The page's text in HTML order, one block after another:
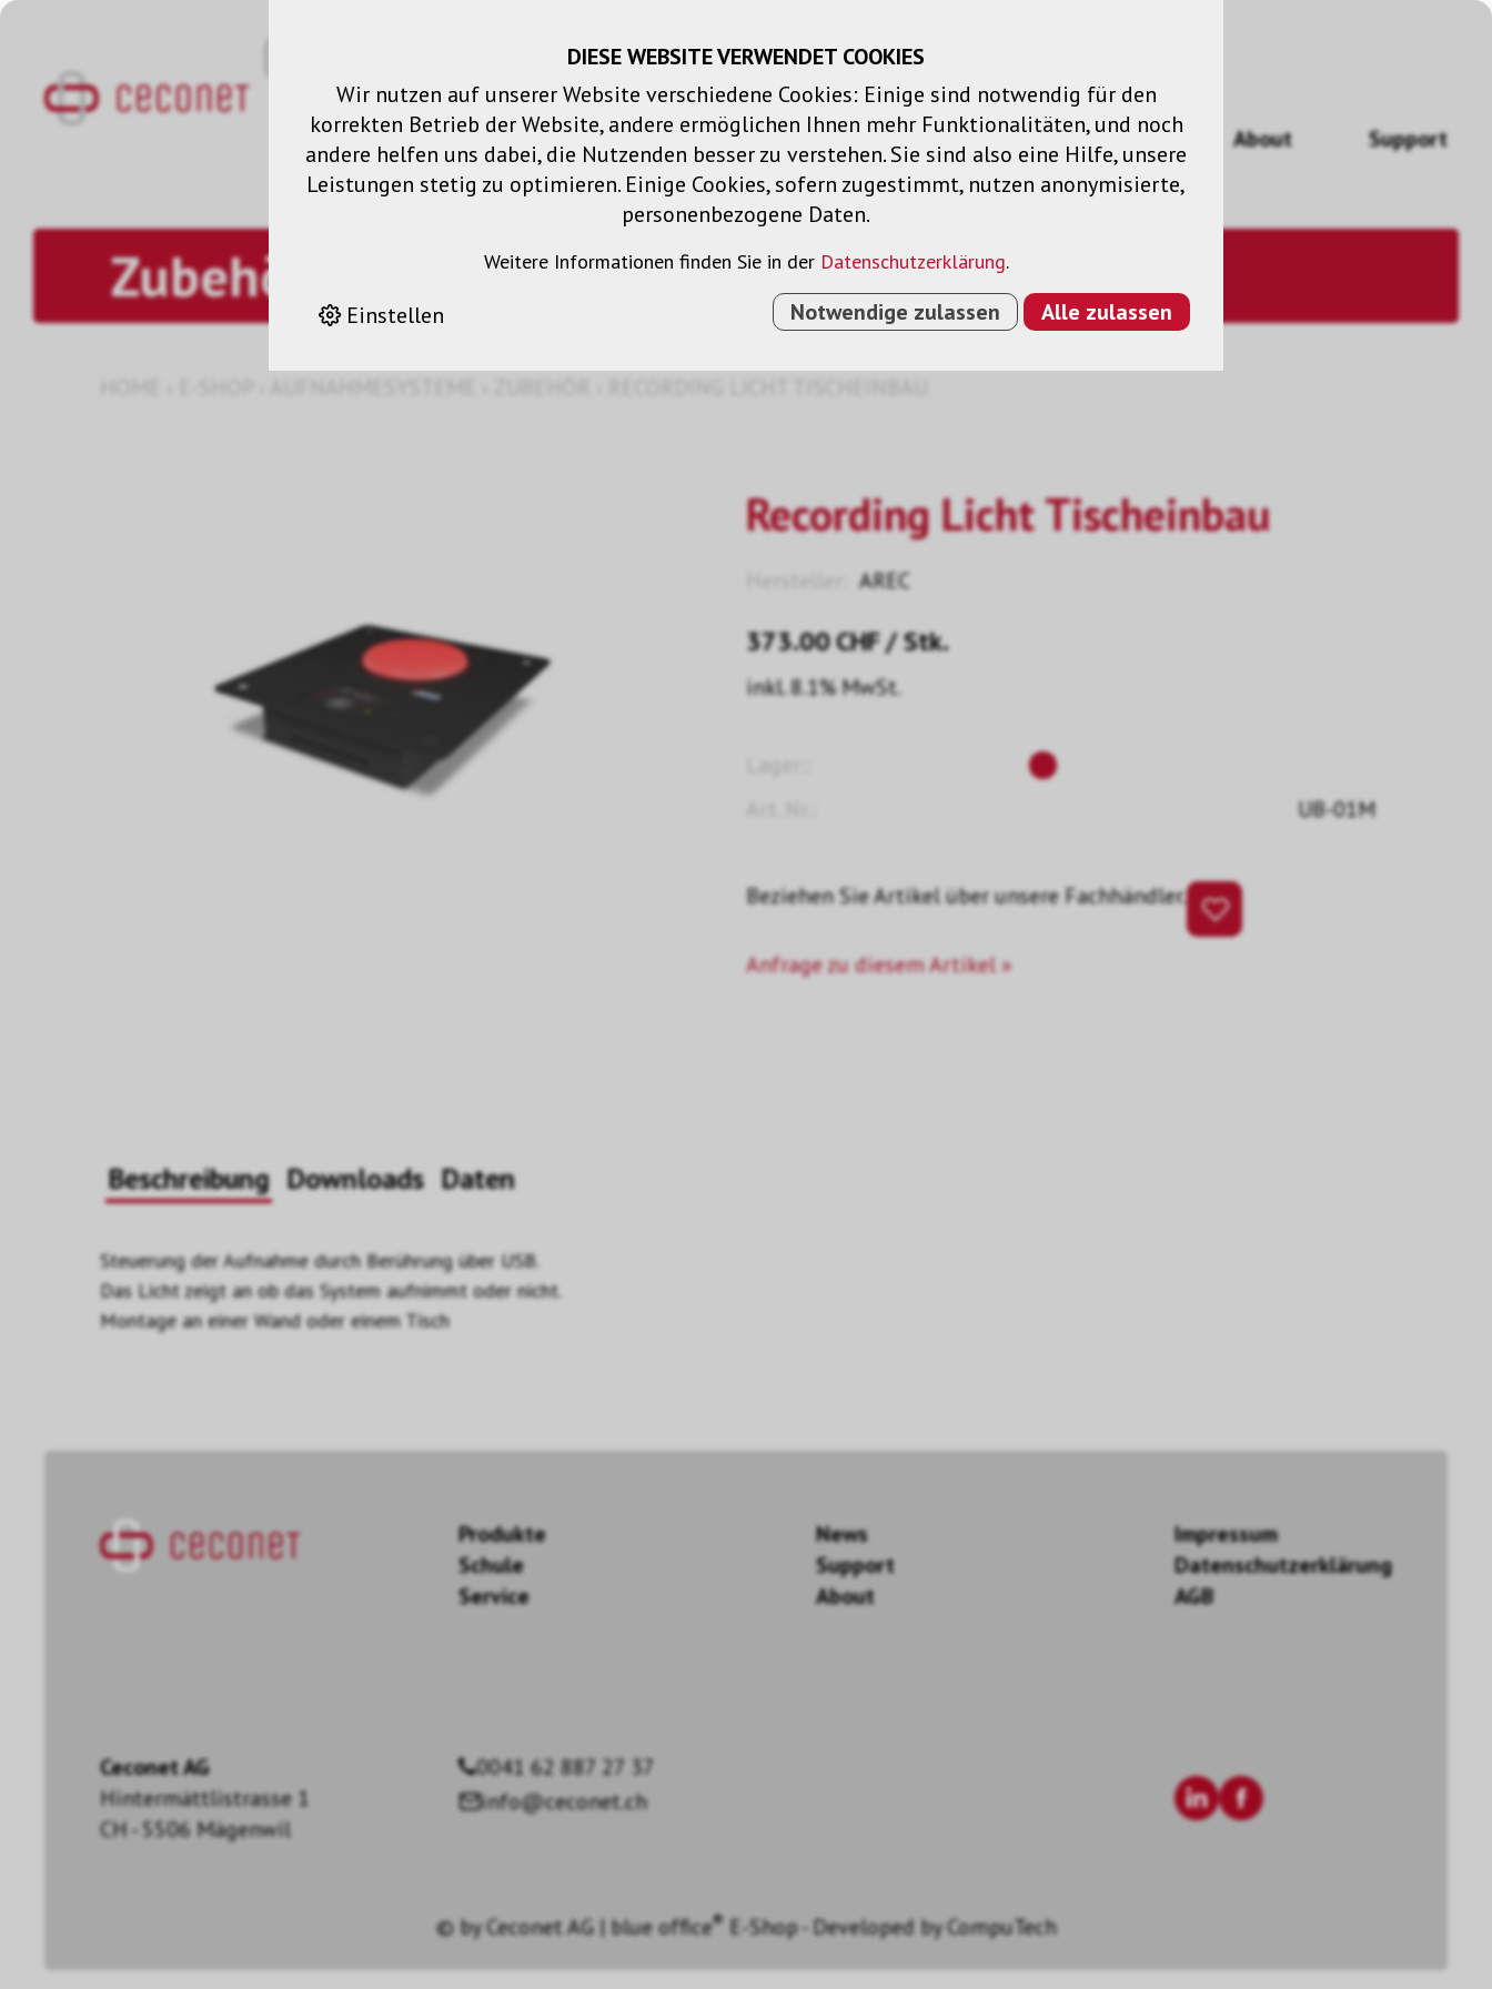
Warenkorb Merklisten Login
Produkte Lösungen Dienstleistungen News About Support
Zubehör
Recording Licht Tischeinbau
AREC
373.00CHF/ Stk.
inkl. 8.1% MwSt.
UB-01M
Beziehen Sie Artikel über unsere Fachhändler.
Anfrage zu diesem Artikel »
Beschreibung Downloads Daten
Steuerung der Aufnahme durch Berührung über USB.
Das Licht zeigt an ob das System aufnimmt oder nicht.
Montage an einer Wand oder einem Tisch
Produkte
Schule
Service
News
Support
About
Impressum
Datenschutzerklärung
AGB
Ceconet AG
Hintermättlistrasse 1
CH - 5506 Mägenwil
0041 62 887 27 37
info@ceconet.ch
© byCeconet AG|blue office®E-Shop - Developed byCompuTech
DIESE WEBSITE VERWENDET COOKIES
Wir nutzen auf unserer Website verschiedene Cookies: Einige sind notwendig für den
korrekten Betrieb der Website, andere ermöglichen Ihnen mehr Funktionalitäten, und noch
andere helfen uns dabei, die Nutzenden besser zu verstehen. Sie sind also eine Hilfe, unsere
Leistungen stetig zu optimieren. Einige Cookies, sofern zugestimmt, nutzen anonymisierte,
personenbezogene Daten.
Weitere Informationen finden Sie in der Datenschutzerklärung.
Einstellen Notwendige zulassen Alle zulassen